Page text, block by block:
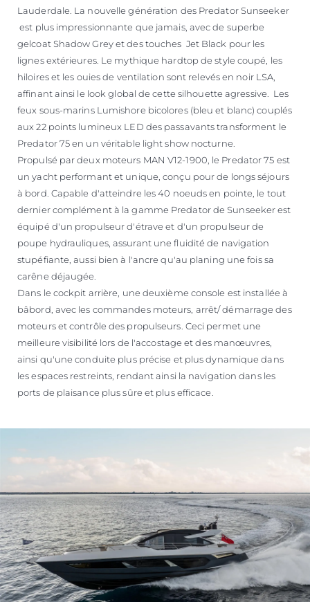
Lauderdale. La nouvelle génération des Predator Sunseeker
est plus impressionnante que jamais, avec de superbe
gelcoat Shadow Grey et des touches Jet Black pour les
lignes extérieures. Le mythique hardtop de style coupé, les
hiloires et les ouies de ventilation sont relevés en noir LSA,
affinant ainsi le look global de cette silhouette agressive. Les
feux sous-marins Lumishore bicolores (bleu et blanc) couplés
aux 22 points lumineux LED des passavants transforment le
Predator 75 en un véritable light show nocturne.
Propulsé par deux moteurs MAN V12-1900, le Predator 75 est
un yacht performant et unique, conçu pour de longs séjours
à bord. Capable d'atteindre les 40 noeuds en pointe, le tout
dernier complément à la gamme Predator de Sunseeker est
équipé d'un propulseur d'étrave et d'un propulseur de
poupe hydrauliques, assurant une fluidité de navigation
stupéfiante, aussi bien à l'ancre qu'au planing une fois sa
carêne déjaugée.
Dans le cockpit arrière, une deuxième console est installée à
bâbord, avec les commandes moteurs, arrêt/ démarrage des
moteurs et contrôle des propulseurs. Ceci permet une
meilleure visibilité lors de l'accostage et des manœuvres,
ainsi qu'une conduite plus précise et plus dynamique dans
les espaces restreints, rendant ainsi la navigation dans les
ports de plaisance plus sûre et plus efficace.